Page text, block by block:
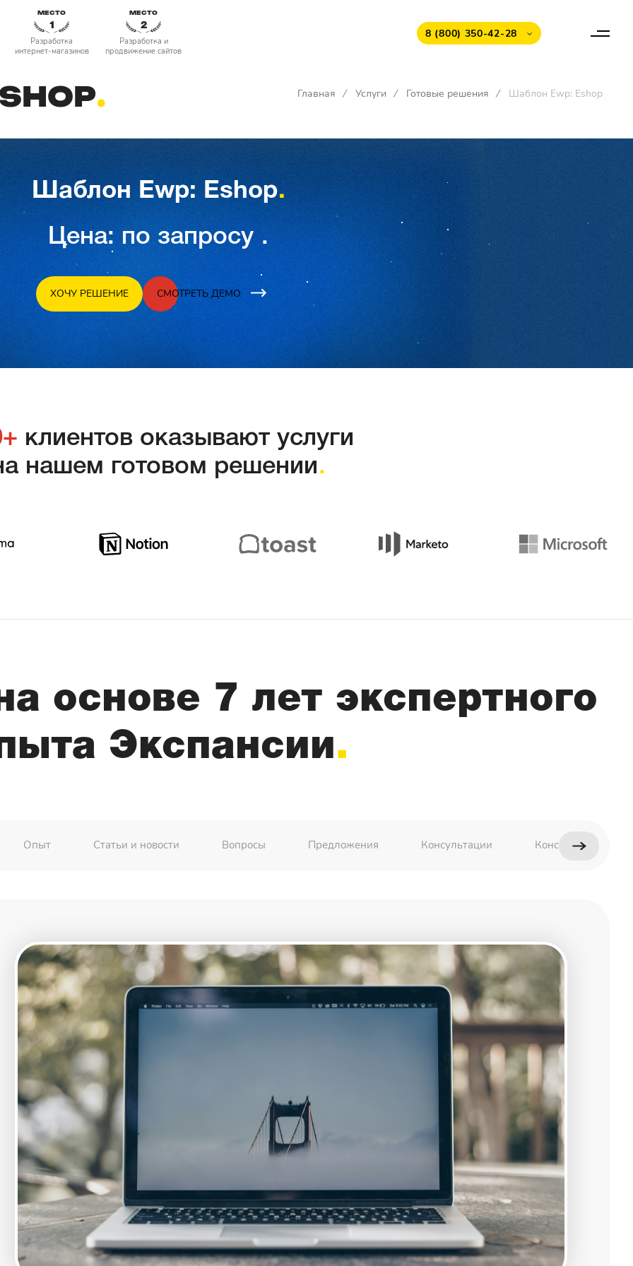
МЕСТО
1
Разработка
интернет-магазинов
МЕСТО
2
Разработка и
продвижение сайтов
8 (800) 350-42-28
Главная / Услуги / Готовые решения / Шаблон Ewp: Eshop
Шаблон Ewp: Eshop
Цена: по запросу
ХОЧУ РЕШЕНИЕ СМОТРЕТЬ ДЕМО
клиентов оказывают услуги
нашем готовом решении
основе 7 лет экспертного
Экспансии
Опыт Статьи и новости Вопросы Предложения Консультации Консультации 1